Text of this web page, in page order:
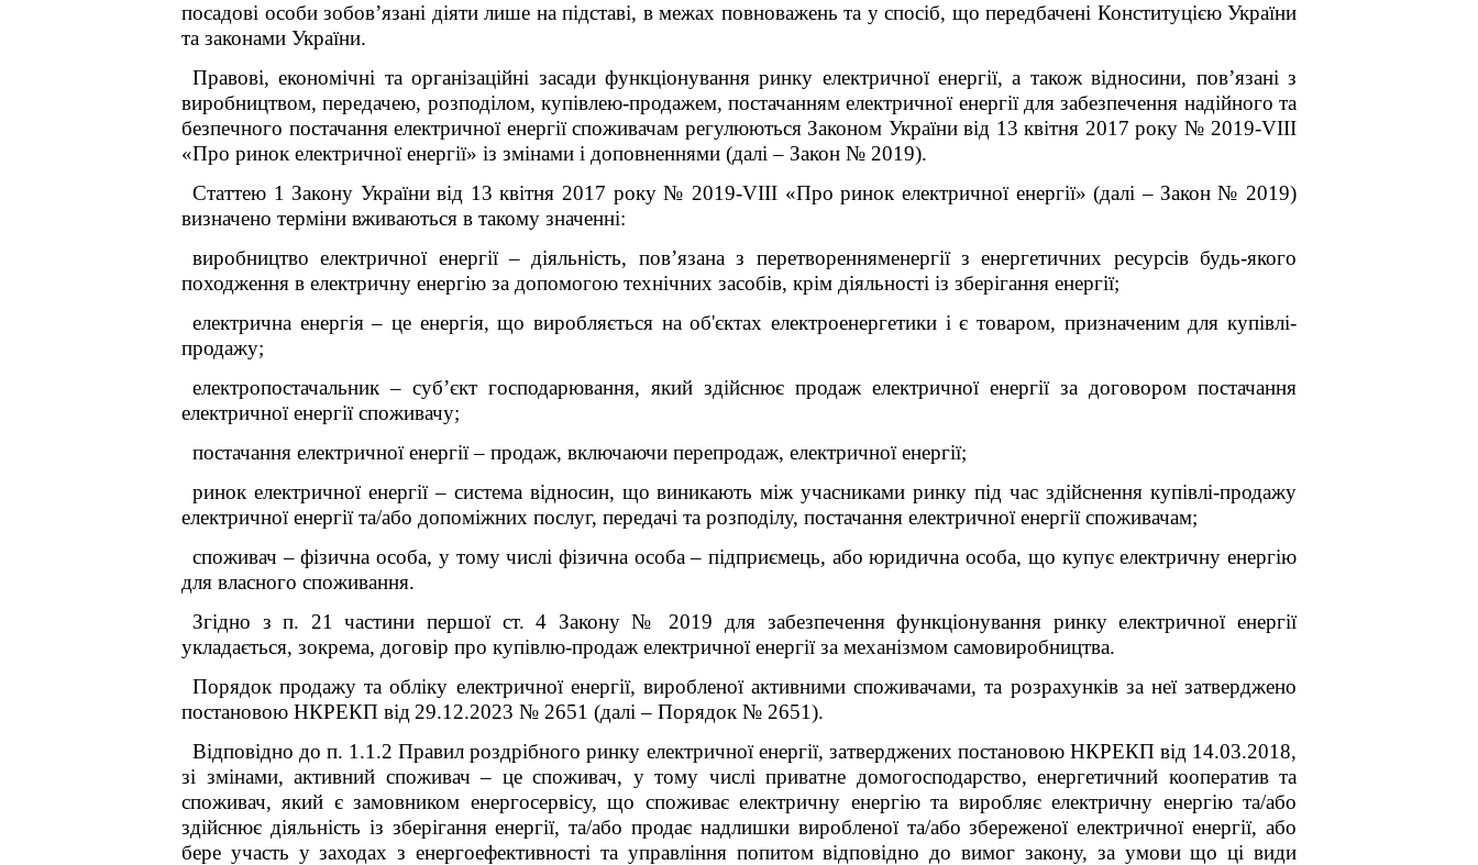
посадові особи зобов’язані діяти лише на підставі, в межах повноважень та у спосіб, що передбачені Конституцією України
та законами України.
Правові, економічні та організаційні засади функціонування ринку електричної енергії, а також відносини, пов’язані з
виробництвом, передачею, розподілом, купівлею-продажем, постачанням електричної енергії для забезпечення надійного та
безпечного постачання електричної енергії споживачам регулюються Законом України від 13 квітня 2017 року № 2019-VIII
«Про ринок електричної енергії» із змінами і доповненнями (далі – Закон № 2019).
Статтею 1 Закону України від 13 квітня 2017 року № 2019-VIII «Про ринок електричної енергії» (далі – Закон № 2019)
визначено терміни вживаються в такому значенні:
виробництво електричної енергії – діяльність, пов’язана з перетворенняменергії з енергетичних ресурсів будь-якого
походження в електричну енергію за допомогою технічних засобів, крім діяльності із зберігання енергії;
електрична енергія – це енергія, що виробляється на об'єктах електроенергетики і є товаром, призначеним для купівлі-
продажу;
електропостачальник – суб’єкт господарювання, який здійснює продаж електричної енергії за договором постачання
електричної енергії споживачу;
постачання електричної енергії – продаж, включаючи перепродаж, електричної енергії;
ринок електричної енергії – система відносин, що виникають між учасниками ринку під час здійснення купівлі-продажу
електричної енергії та/або допоміжних послуг, передачі та розподілу, постачання електричної енергії споживачам;
споживач – фізична особа, у тому числі фізична особа – підприємець, або юридична особа, що купує електричну енергію
для власного споживання.
Згідно з п. 21 частини першої ст. 4 Закону № 2019 для забезпечення функціонування ринку електричної енергії
укладається, зокрема, договір про купівлю-продаж електричної енергії за механізмом самовиробництва.
Порядок продажу та обліку електричної енергії, виробленої активними споживачами, та розрахунків за неї затверджено
постановою НКРЕКП від 29.12.2023 № 2651 (далі – Порядок № 2651).
Відповідно до п. 1.1.2Правил роздрібного ринку електричної енергії, затверджених постановою НКРЕКП від 14.03.2018,
зі змінами, активний споживач – це споживач, у тому числі приватне домогосподарство, енергетичний кооператив та
споживач, який є замовником енергосервісу, що споживає електричну енергію та виробляє електричну енергію та/або
здійснює діяльність із зберігання енергії, та/або продає надлишки виробленої та/або збереженої електричної енергії, або
бере участь у заходах з енергоефективності та управління попитом відповідно до вимог закону, за умови що ці види